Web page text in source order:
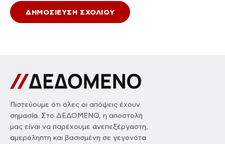
Πιστεύουμε ότι όλες οι απόψεις έχουν
σημασία. Στο ΔΕΔΟΜΕΝΟ, η αποστολή
μας είναι να παρέχουμε ανεπεξέργαστη,
αμερόληπτη και βασισμένη σε γεγονότα